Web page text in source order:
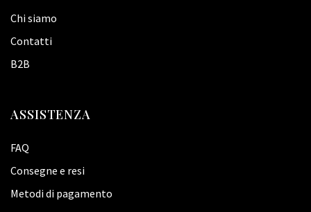
Chi siamo
Contatti
B2B
ASSISTENZA
FAQ
Consegne e resi
Metodi di pagamento